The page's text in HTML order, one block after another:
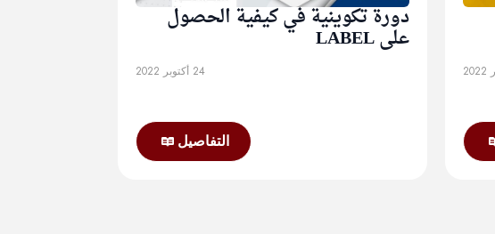
دورة تكوينية في كيفية الحصول
على LABEL
24 أكتوبر 2022
التفاصيل